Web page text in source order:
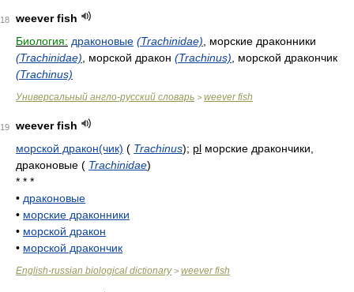
18
weever fish
Биология: драконовые (Trachinidae) , морские драконники
(Trachinidae) , морской дракон (Trachinus) , морской дракончик
(Trachinus)
Универсальный англо-русский словарь > weever fish
19
weever fish
морской дракон(чик) ( Trachinus); pl морские дракончики,
драконовые ( Trachinidae)
* * *
• драконовые
• морские драконники
• морской дракон
• морской дракончик
English-russian biological dictionary> weever fish